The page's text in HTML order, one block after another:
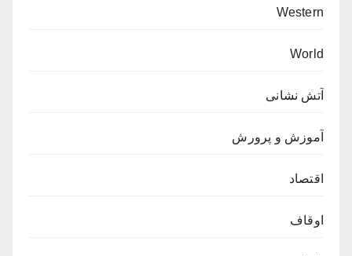
Western
World
آتش نشانی
آموزش و پرورش
اقتصاد
اوقاف